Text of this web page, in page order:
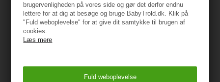
brugervenligheden på vores side og gør det derfor endnu
lettere for at dig at besøge og bruge BabyTrold.dk. Klik på
"Fuld weboplevelse" for at give dit samtykke til brugen af
cookies.
Læs mere
fylder BabyTrold Sprinter kun 35 x 28 x 112 cm og vejer
blot 9 kg. Det er ligeledes nemt at folde vognen ud
igen. Her løftes blot i vognens styr, hvorefter den foldes
helt ud. På højre side af vognen findes en lås, som gør,